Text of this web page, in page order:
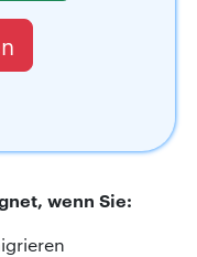
wenn Sie: